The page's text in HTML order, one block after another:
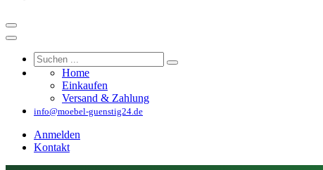
Home
Einkaufen
Versand & Zahlung
info@moebel-guenstig24.de
Anmelden
Kontakt